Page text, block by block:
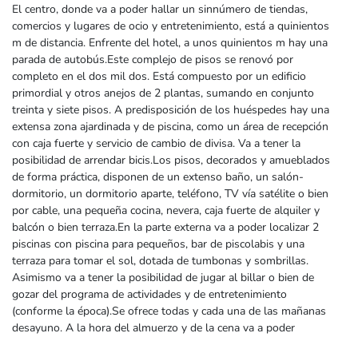
El centro, donde va a poder hallar un sinnúmero de tiendas,
comercios y lugares de ocio y entretenimiento, está a quinientos
m de distancia. Enfrente del hotel, a unos quinientos m hay una
parada de autobús.Este complejo de pisos se renovó por
completo en el dos mil dos. Está compuesto por un edificio
primordial y otros anejos de 2 plantas, sumando en conjunto
treinta y siete pisos. A predisposición de los huéspedes hay una
extensa zona ajardinada y de piscina, como un área de recepción
con caja fuerte y servicio de cambio de divisa. Va a tener la
posibilidad de arrendar bicis.Los pisos, decorados y amueblados
de forma práctica, disponen de un extenso baño, un salón-
dormitorio, un dormitorio aparte, teléfono, TV vía satélite o bien
por cable, una pequeña cocina, nevera, caja fuerte de alquiler y
balcón o bien terraza.En la parte externa va a poder localizar 2
piscinas con piscina para pequeños, bar de piscolabis y una
terraza para tomar el sol, dotada de tumbonas y sombrillas.
Asimismo va a tener la posibilidad de jugar al billar o bien de
gozar del programa de actividades y de entretenimiento
(conforme la época).Se ofrece todas y cada una de las mañanas
desayuno. A la hora del almuerzo y de la cena va a poder